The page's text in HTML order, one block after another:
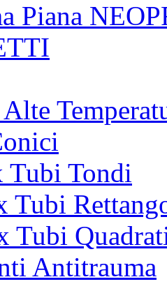
Piana
Tubi Tondi
Tubi
Tubi
Antitrauma